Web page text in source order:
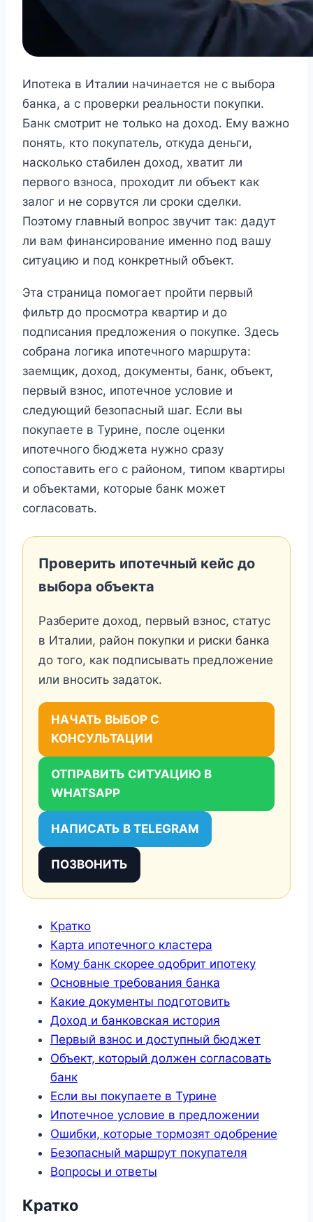
Ипотека в Италии начинается не с выбора
банка, а с проверки реальности покупки.
Банк смотрит не только на доход. Ему важно
понять, кто покупатель, откуда деньги,
насколько стабилен доход, хватит ли
первого взноса, проходит ли объект как
залог и не сорвутся ли сроки сделки.
Поэтому главный вопрос звучит так: дадут
ли вам финансирование именно под вашу
ситуацию и под конкретный объект.
Эта страница помогает пройти первый
фильтр до просмотра квартир и до
подписания предложения о покупке. Здесь
собрана логика ипотечного маршрута:
заемщик, доход, документы, банк, объект,
первый взнос, ипотечное условие и
следующий безопасный шаг. Если вы
покупаете в Турине, после оценки
ипотечного бюджета нужно сразу
сопоставить его с районом, типом квартиры
и объектами, которые банк может
согласовать.
Проверить ипотечный кейс до
выбора объекта
Разберите доход, первый взнос, статус
в Италии, район покупки и риски банка
до того, как подписывать предложение
или вносить задаток.
НАЧАТЬ ВЫБОР С
КОНСУЛЬТАЦИИ
ОТПРАВИТЬ СИТУАЦИЮ В
WHATSAPP
НАПИСАТЬ В TELEGRAM
ПОЗВОНИТЬ
Кратко
Карта ипотечного кластера
Кому банк скорее одобрит ипотеку
Основные требования банка
Какие документы подготовить
Доход и банковская история
Первый взнос и доступный бюджет
Объект, который должен согласовать
банк
Если вы покупаете в Турине
Ипотечное условие в предложении
Ошибки, которые тормозят одобрение
Безопасный маршрут покупателя
Вопросы и ответы
Кратко